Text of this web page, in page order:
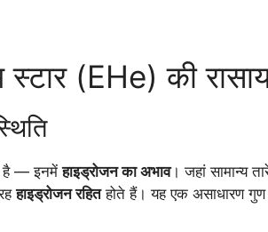
स्टार (EHe) की
है — इनमेंहाइड्रोजन का अभाव। जहां सामान्य
हाइड्रोजन रहितहोते हैं। यह एक असाधारण गुण